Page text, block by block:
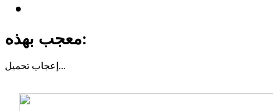
معجب بهذه:
إعجاب تحميل...